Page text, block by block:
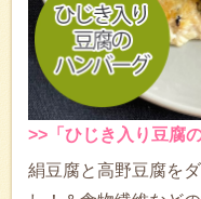
>>「ひじき入り豆腐
絹豆腐と高野豆腐を